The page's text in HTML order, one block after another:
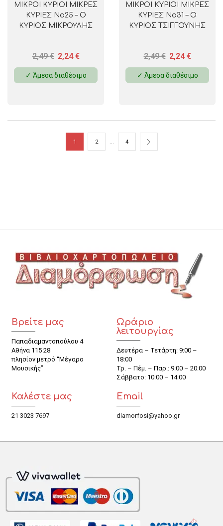
ΜΙΚΡΟΙ ΚΥΡΙΟΙ ΜΙΚΡΕΣ
ΚΥΡΙΕΣ No25 – Ο
ΚΥΡΙΟΣ ΜΙΚΡΟΥΛΗΣ
2,49€ 2,24€
✓ Άμεσα διαθέσιμο
ΜΙΚΡΟΙ ΚΥΡΙΟΙ ΜΙΚΡΕΣ
ΚΥΡΙΕΣ No31 – Ο
ΚΥΡΙΟΣ ΤΣΙΓΓΟΥΝΗΣ
2,49€ 2,24€
✓ Άμεσα διαθέσιμο
1 2 … 4
Βρείτε μας
Παπαδιαμαντοπούλου 4
Αθήνα 115 28
πλησίον μετρό “Μέγαρο
Μουσικής”
Ωράριο
λειτουργίας
Δευτέρα – Τετάρτη: 9:00 –
18:00
Τρ. – Πέμ. – Παρ.: 9:00 – 20:00
Σάββατο: 10:00 – 14:00
Καλέστε μας
21 3023 7697
Email
diamorfosi@yahoo.gr